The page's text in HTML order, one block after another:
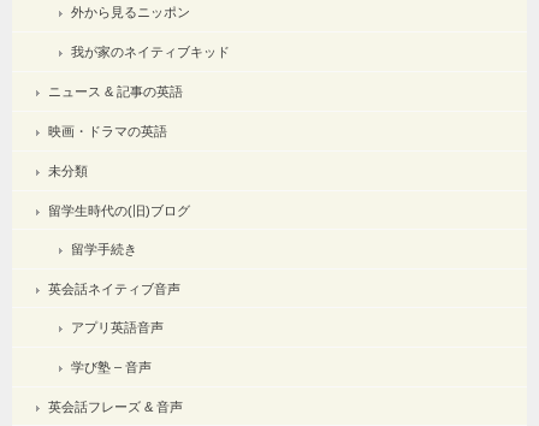
外から見るニッポン
我が家のネイティブキッド
ニュース & 記事の英語
映画・ドラマの英語
未分類
留学生時代の(旧)ブログ
留学手続き
英会話ネイティブ音声
アプリ英語音声
学び塾 – 音声
英会話フレーズ & 音声